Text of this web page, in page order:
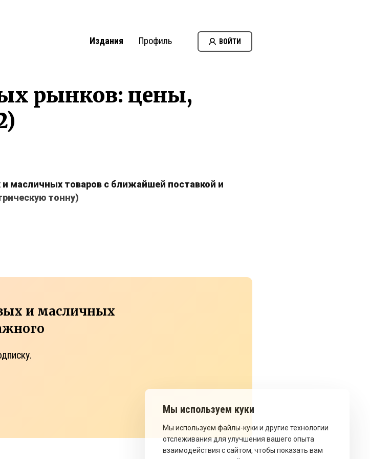
Издания Профиль ВОЙТИ
рынков: цены,
масличных товаров с ближайшей поставкой и
тонну)
и масличных